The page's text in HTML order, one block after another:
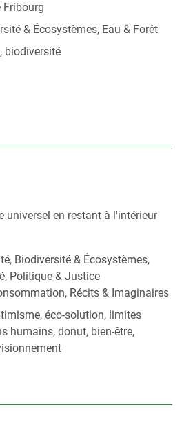
Fribourg
& Écosystèmes, Eau & Forêt
biodiversité
universel en restant à l'intérieur
Biodiversité & Écosystèmes,
Politique & Justice
Récits & Imaginaires
éco-solution, limites
humains, donut, bien-être,